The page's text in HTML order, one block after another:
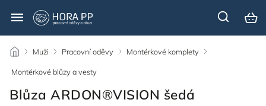
/ Muži / Pracovní oděvy / Montérkové komplety /
Montérkové blůzy a vesty
Blůza ARDON®VISION šedá